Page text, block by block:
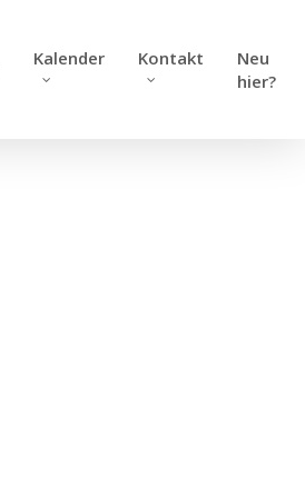
Kalender Kontakt
Neu
hier?